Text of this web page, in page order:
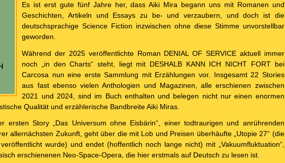
Es ist erst gute fünf Jahre her, dass Aiki Mira begann uns mit Romanen und
Geschichten, Artikeln und Essays zu be- und verzaubern, und doch ist die
deutschsprachige Science Fiction inzwischen ohne diese Stimme unvorstellbar
geworden.
Während der 2025 veröffentlichte Roman DENIAL OF SERVICE aktuell immer
noch „in den Charts“ steht, liegt mit DESHALB KANN ICH NICHT FORT bei
Carcosa nun eine erste Sammlung mit Erzählungen vor. Insgesamt 22 Stories
aus fast ebenso vielen Anthologien und Magazinen, alle erschienen zwischen
2021 und 2024, sind im Buch enthalten und belegen nicht nur einen enormen
Qualität und erzählerische Bandbreite Aiki Miras.
ersten Story „Das Universum ohne Eisbärin“, einer todtraurigen und anrührenden
allernächsten Zukunft, geht über die mit Lob und Preisen überhäufte „Utopie 27“ (die
wurde) und endet (hoffentlich noch lange nicht) mit „Vakuumfluktuation“,
erschienenen Neo-Space-Opera, die hier erstmals auf Deutsch zu lesen ist.